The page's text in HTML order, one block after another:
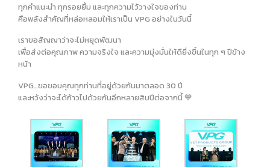
ทุกคำแนะนำ ทุกรอยยิ้ม และทุกความไว้วางใจของท่าน
คือพลังสำคัญที่หล่อหลอมให้เราเป็น VPG อย่างในวันนี้
เราขอสัญญาว่าจะไม่หยุดพัฒนา
เพื่อส่งต่อคุณภาพ ความจริงใจ และความมุ่งมั่นให้ดียิ่งขึ้นในทุก ๆ ปีข้าง
หน้า
VPG…ขอขอบคุณทุกท่านที่อยู่ด้วยกันมาตลอด 30 ปี
และหวังว่าจะได้ก้าวไปด้วยกันอีกหลายสิบปีต่อจากนี้ 💙